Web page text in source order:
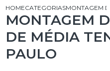
HOMECATEGORIASMONTAGEM
MONTAGEM
DE MÉDIA
PAULO